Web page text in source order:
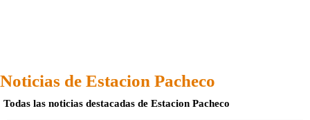
Noticias de Estacion Pacheco
Todas las noticias destacadas de Estacion Pacheco